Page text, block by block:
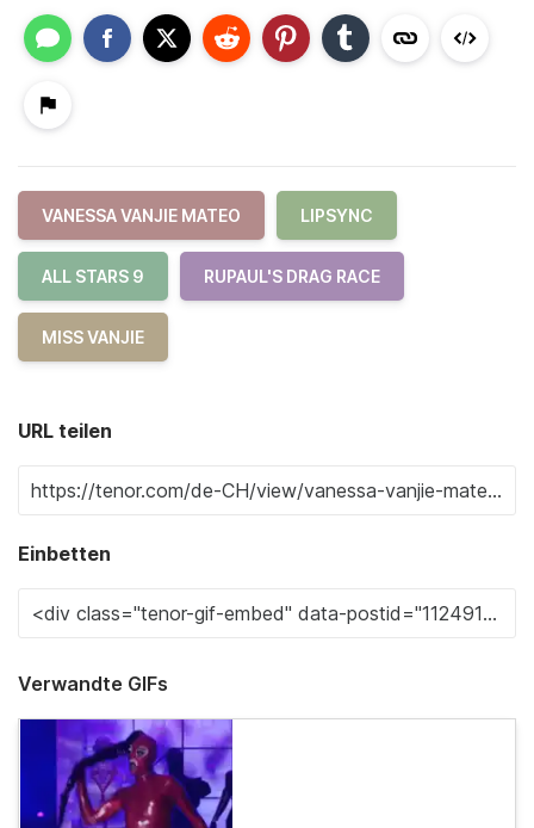
VANESSA VANJIE MATEO LIPSYNC
ALL STARS 9 RUPAUL'S DRAG RACE
MISS VANJIE
URL teilen
Einbetten
Verwandte GIFs